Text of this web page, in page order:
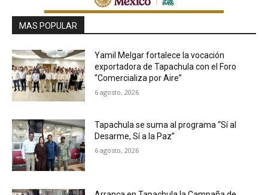
MAS POPULAR
Yamil Melgar fortalece la vocación
exportadora de Tapachula con el Foro
“Comercializa por Aire”
6 agosto, 2026
Tapachula se suma al programa “Sí al
Desarme, Sí a la Paz”
6 agosto, 2026